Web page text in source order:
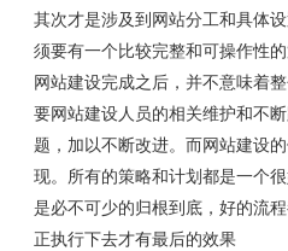
其次才是涉及到网站分工和具体
须要有一个比较完整和可操作性的
网站建设完成之后，并不意味着
要网站建设人员的相关维护和不
题，加以不断改进。而网站建设
现。所有的策略和计划都是一个
是必不可少的归根到底，好的流
正执行下去才有最后的效果